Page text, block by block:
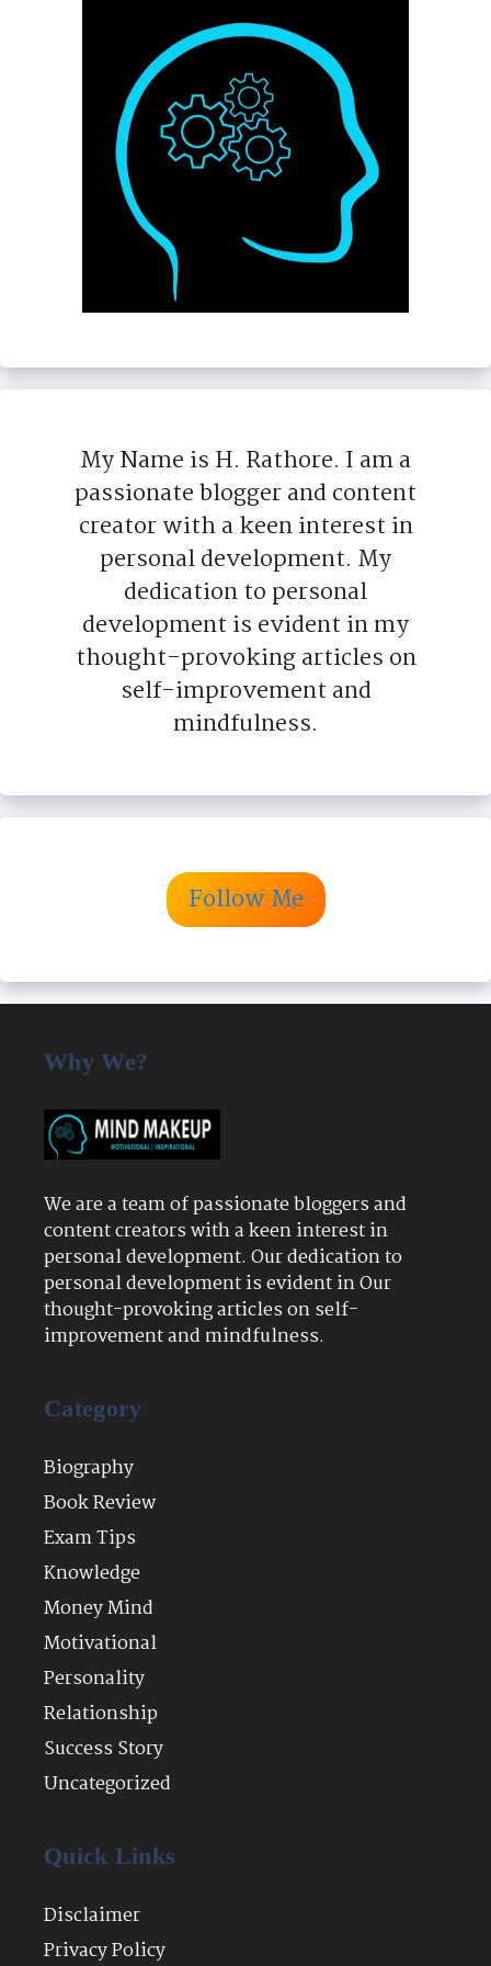
My Name is H. Rathore. I am a
passionate blogger and content
creator with a keen interest in
personal development. My
dedication to personal
development is evident in my
thought-provoking articles on
self-improvement and
mindfulness.
Follow Me
Why We?
We are a team of passionate bloggers and
content creators with a keen interest in
personal development. Our dedication to
personal development is evident in Our
thought-provoking articles on self-
improvement and mindfulness.
Category
Biography
Book Review
Exam Tips
Knowledge
Money Mind
Motivational
Personality
Relationship
Success Story
Uncategorized
Quick Links
Disclaimer
Privacy Policy